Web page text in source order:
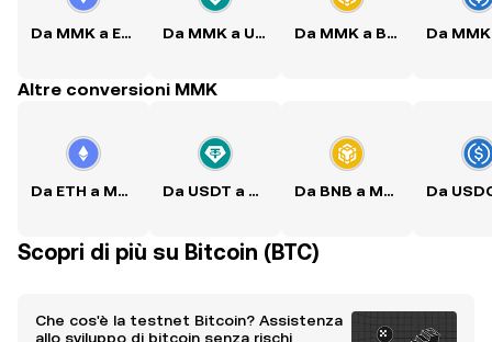
Da MMK a ETH Da MMK a USDT Da MMK a BNB
Altre conversioni MMK
Da ETH a MMK Da USDT a MMK Da BNB a MMK
Scopri di più su Bitcoin (BTC)
Che cos'è la testnet Bitcoin? Assistenza
allo sviluppo di bitcoin senza rischi